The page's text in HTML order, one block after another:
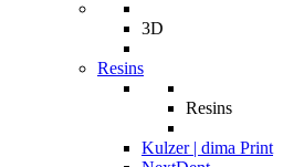
3D
Resins
Resins
Kulzer | dima Print